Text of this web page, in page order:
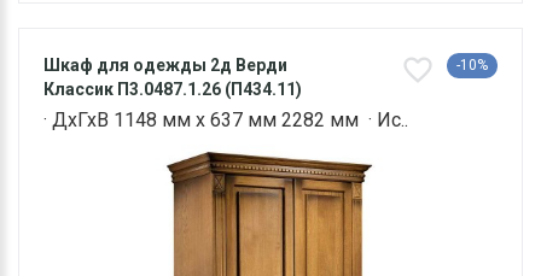
Шкаф для одежды 2д Верди
Классик П3.0487.1.26 (П434.11)
-10%
· ДхГхВ 1148 мм х 637 мм 2282 мм · Ис..